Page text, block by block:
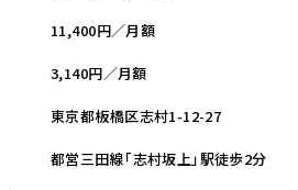
11,400円／月額
3,140円／月額
東京都板橋区志村1-12-27
都営三田線「志村坂上」駅徒歩2分